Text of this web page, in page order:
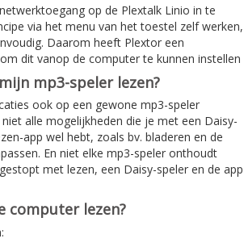
op de Plextalk Linio in te
via het menu van het toestel zelf werken,
Daarom heeft Plextor een
dit vanop de computer te kunnen instellen
mp3-speler lezen?
ook op een gewone mp3-speler
alle mogelijkheden die je met een Daisy-
app wel hebt, zoals bv. bladeren en de
En niet elke mp3-speler onthoudt
met lezen, een Daisy-speler en de app
computer lezen?